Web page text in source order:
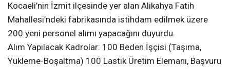
Kocaeli’nin İzmit ilçesinde yer alan Alikahya Fatih
Mahallesi’ndeki fabrikasında istihdam edilmek üzere
200 yeni personel alımı yapacağını duyurdu.
Alım Yapılacak Kadrolar: 100 Beden İşçisi (Taşıma,
Yükleme-Boşaltma) 100 Lastik Üretim Elemanı, Başvuru